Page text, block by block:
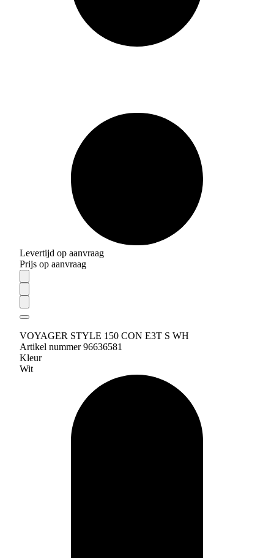
Levertijd op aanvraag
Prijs op aanvraag
VOYAGER STYLE 150 CON E3T S WH
Artikel nummer 96636581
Kleur
Wit